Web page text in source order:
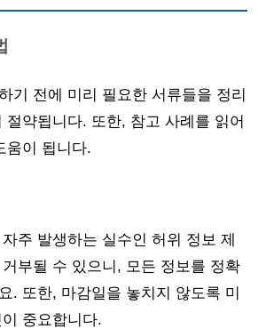
기 전에 미리 필요한 서류들을 정리
절약됩니다. 또한, 참고 사례를 읽어
움이 됩니다.
주 발생하는 실수인 허위 정보 제
부될 수 있으니, 모든 정보를 정확
. 또한, 마감일을 놓치지 않도록 미
중요합니다.